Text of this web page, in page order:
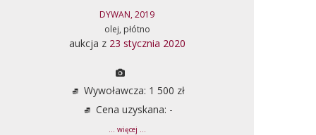
DYWAN, 2019
olej, płótno
aukcja z 23 stycznia 2020
Wywoławcza: 1 500 zł
Cena uzyskana: -
... więcej ...